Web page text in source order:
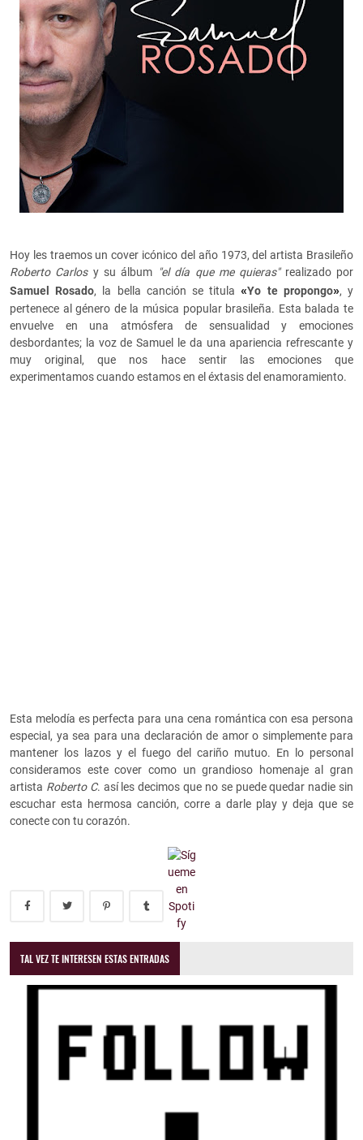
Hoy les traemos un cover icónico del año 1973, del artista Brasileño
Roberto Carlosy su álbum "el día que me quieras"realizado por
Samuel Rosado, la bella canción se titula«Yo te propongo», y
pertenece al género de la música popular brasileña. Esta balada te
envuelve en una atmósfera de sensualidad y emociones
desbordantes; la voz de Samuel le da una apariencia refrescante y
muy original, que nos hace sentir las emociones que
experimentamos cuando estamos en el éxtasis del enamoramiento.
Esta melodía es perfecta para una cena romántica con esa persona
especial, ya sea para una declaración de amor o simplemente para
mantener los lazos y el fuego del cariño mutuo. En lo personal
consideramos este cover como un grandioso homenaje al gran
artista Roberto C. así les decimos que no se puede quedar nadie sin
escuchar esta hermosa canción, corre a darle play y deja que se
conecte con tu corazón.
TAL VEZ TE INTERESEN ESTAS ENTRADAS